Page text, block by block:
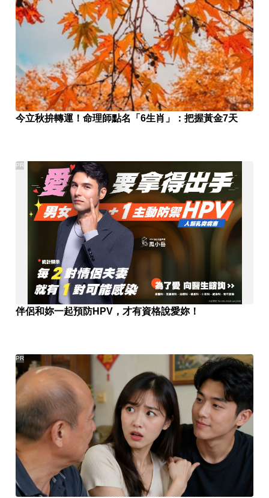
今立秋拚轉運！命理師點名「6生肖」：把握黃金7天
伴侶和妳一起預防HPV，才有資格說愛妳！
PR
PR